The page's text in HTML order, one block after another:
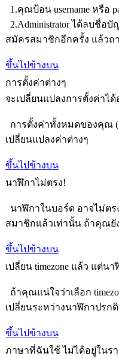
1.คุณป้อน username หรือ
2.Administrator ได้ลบชื่
สมัครสมาชิกอีกครั้ง แล้วถ
ขึ้นไปข้างบน
การตั้งค่าต่างๆ
จะเปลี่ยนแปลงการตั้งค่าได้
การตั้งค่าทั้งหมดของคุณ
เปลี่ยนแปลงค่าต่างๆ
ขึ้นไปข้างบน
นาฬิกาไม่ตรง!
นาฬิกาในบอร์ด อาจไม่ตร
สมาชิกแล้วเท่านั้น ถ้าคุณ
ขึ้นไปข้างบน
เปลี่ยน timezone แล้ว แต่น
ถ้าคุณแน่ใจว่าเลือก
เปลี่ยนระหว่างนาฬิกาปรก
ขึ้นไปข้างบน
ภาษาที่ฉันใช้ ไม่ได้อยู่ในรา